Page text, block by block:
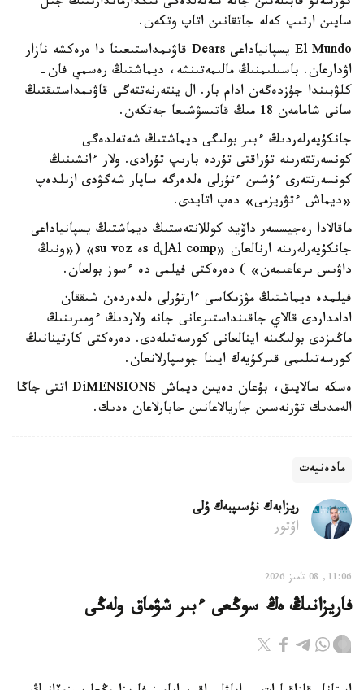
سايىن ارتىپ كەلە جاتقانىن اتاپ وتكەن.
El Mundo يسپانياداعى Dears قاۋىمداستىعىنا دا ەرەكشە نازار
اۋدارعان. باسىلىمنىڭ مالىمەتىنشە، ديماشتىڭ رەسمي فان-
كلۋبىندا جۇزدەگەن ادام بار. ال ينتەرنەتتەگى قاۋىمداستىقتىڭ
سانى شامامەن 18 مىڭ قاتىسۋشىعا جەتكەن.
جانكۇيەرلەردىڭ ءبىر بولىگى ديماشتىڭ شەتەلدەگى
كونسەرتتەرىنە تۇراقتى تۇردە بارىپ تۇرادى. ولار ءانشىنىڭ
كونسەرتتەرى ءۇشىن ءتۇرلى ەلدەرگە ساپار شەگۋدى ازىلدەپ
«ديماش ءتۋريزمى» دەپ اتايدى.
ماقالادا رەجيسسەر داۆيد كوللانتەستىڭ ديماشتىڭ يسپانياداعى
جانكۇيەرلەرىنە ارنالعان «Al compلs dە su voz» («ونىڭ
داۋىس ىرعاعىمەن» ) دەرەكتى فيلمى دە ءسوز بولعان.
فيلمدە ديماشتىڭ مۋزىكاسى ءارتۇرلى ەلدەردەن شىققان
ادامداردى قالاي جاقىنداستىرعانى جانە ولاردىڭ ءومىرىنىڭ
ماڭىزدى بولىگىنە اينالعانى كورسەتىلەدى. دەرەكتى كارتينانىڭ
كورسەتىلىمى قىركۇيەك ايىنا جوسپارلانعان.
ەسكە سالايىق، بۇعان دەيىن ديماش DiMENSIONS اتتى جاڭا
الەمدىك تۋرنەسىن جاريالاعانىن حابارلاعان ەدىك.
مادەنيەت
ريزابەك نۇسىپبەك ۇلى
اۆتور
11:06, 08 تامىز 2026
فاريزانىڭ ەڭ سوڭعى ءبىر شۋماق ولەڭى